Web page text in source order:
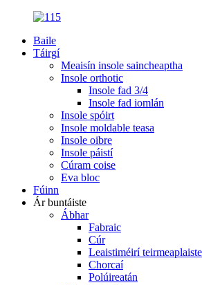
Baile
Táirgí
Meaisín insole saincheaptha
Insole orthotic
Insole fad 3/4
Insole fad iomlán
Insole spóirt
Insole moldable teasa
Insole oibre
Insole páistí
Cúram coise
Eva bloc
Fúinn
Ár buntáiste
Ábhar
Fabraic
Cúr
Leaistiméirí
Chorcaí
Polúireatán